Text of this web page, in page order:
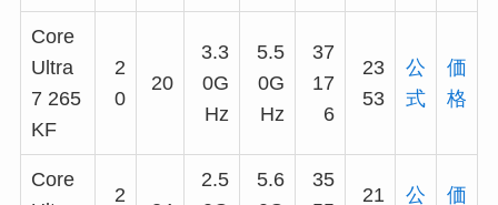
Core
Ultra
7 265
KF
2
0
20
3.3
0G
Hz
5.5
0G
Hz
37
17
6
23
53
公
式
価
格
Core
2
2.5
5.6
35
21 公 価